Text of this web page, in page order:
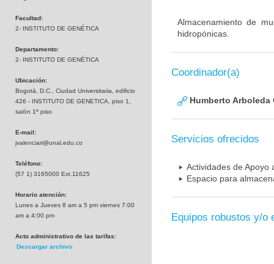
Facultad:
2- INSTITUTO DE GENÉTICA
Departamento:
2- INSTITUTO DE GENÉTICA
Ubicación:
Bogotá, D.C., Ciudad Universitaria, edificio
426 - INSTITUTO DE GENETICA, piso 1,
salón 1º piso
E-mail:
jvalenciari@unal.edu.co
Teléfono:
(57 1) 3165000 Ext.11625
Horario atención:
Lunes a Jueves 8 am a 5 pm viernes 7:00
am a 4:00 pm
Acto administrativo de las tarifas:
Descargar archivo
Almacenamiento de
hidropónicas.
Coordinador(a)
Humberto Arboleda
Servicios ofrecidos
Actividades de Apoyo
Espacio para
Equipos robustos y/o